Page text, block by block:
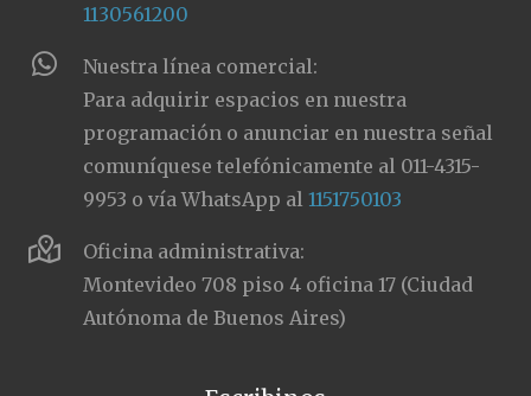
1130561200
Nuestra línea comercial:
Para adquirir espacios en nuestra
programación o anunciar en nuestra señal
comuníquese telefónicamente al 011-4315-
9953 o vía WhatsApp al1151750103
Oficina administrativa:
Montevideo 708 piso 4 oficina 17 (Ciudad
Autónoma de Buenos Aires)